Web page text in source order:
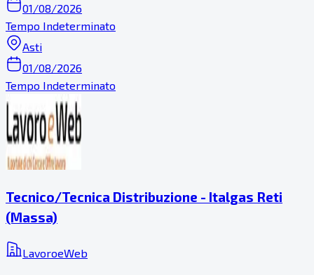
01/08/2026
Tempo Indeterminato
Asti
01/08/2026
Tempo Indeterminato
Tecnico/Tecnica Distribuzione - Italgas Reti
(Massa)
LavoroeWeb